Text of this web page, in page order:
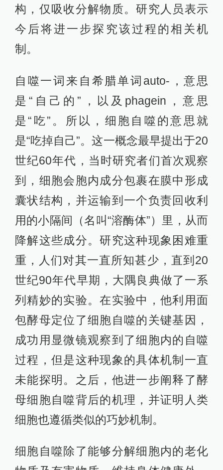
构，仅吸收分解物质。研究人员表示
今后将进一步探究该过程的相关机
制。
自噬一词来自希腊单词auto-，意思
是“自己的”，以及phagein，意思
是“吃”。所以，细胞自噬的意思就
是“吃掉自己”。这一概念最早提出于20
世纪60年代，当时研究者们首次观察
到，细胞会胞内成分包裹在膜中形成
囊状结构，并运输到一个负责回收利
用的小隔间（名叫“溶酶体”）里，从而
降解这些成分。研究这种现象困难重
重，人们对其一直所知甚少，直到20
世纪90年代早期，大隅良典做了一系
列精妙的实验。在实验中，他利用面
包酵母定位了细胞自噬的关键基因，
成功用显微镜观察到了细胞内的自噬
过程，但是这种现象的具体机制一直
未能探明。之后，他进一步阐释了酵
母细胞自噬背后的机理，并证明人类
细胞也遵循类似的巧妙机制。
细胞自噬除了能够分解细胞内的老化